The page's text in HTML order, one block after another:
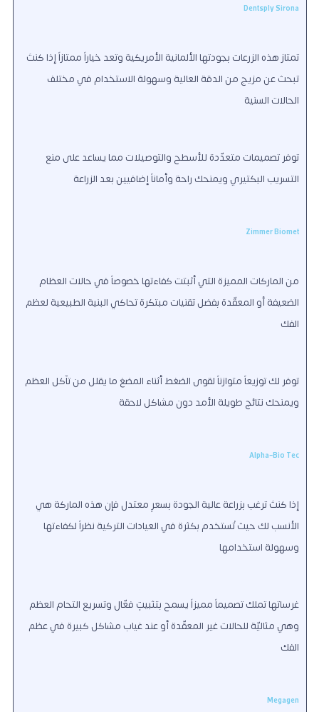
Dentsply Sirona
تمتاز هذه الزرعات بجودتها الألمانية الأمريكية وتعد خياراً ممتازاً إذا كنتَ
تبحث عن مزيج من الدقة العالية وسهولة الاستخدام في مختلف
الحالات السنية
توفر تصميمات متعدّدة للأسطح والتوصيلات مما يساعد على منع
التسريب البكتيري ويمنحك راحة وأماناً إضافيين بعد الزراعة
Zimmer Biomet
من الماركات المميزة التي أثبتت كفاءتها خصوصاً في حالات العظام
الضعيفة أو المعقّدة بفضل تقنيات مبتكرة تحاكي البنية الطبيعية لعظم
الفك
توفر لك توزيعاً متوازناً لقوى الضغط أثناء المضغ ما يقلل من تآكل العظم
ويمنحك نتائج طويلة الأمد دون مشاكل لاحقة
Alpha‑Bio Tec
إذا كنتَ ترغب بزراعة عالية الجودة بسعرٍ معتدل فإن هذه الماركة هي
الأنسب لك حيث تُستخدم بكثرة في العيادات التركية نظراً لكفاءتها
وسهولة استخدامها
غرساتها تملك تصميماً مميزاً يسمح بتثبيتٍ فعّال وتسريع التحام العظم
وهي مثاليّة للحالات غير المعقّدة أو عند غياب مشاكل كبيرة في عظم
الفك
Megagen